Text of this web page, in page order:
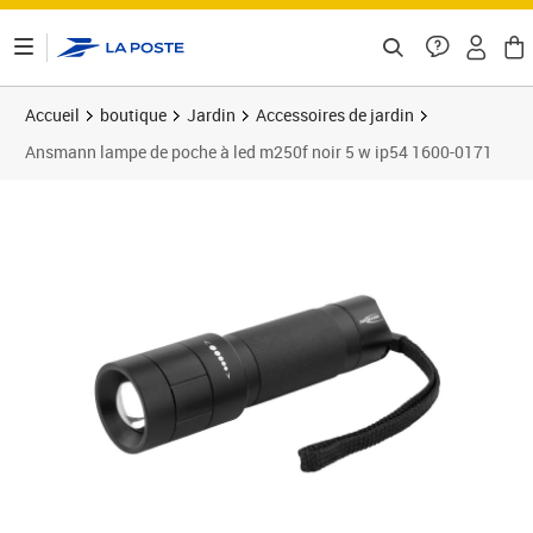
Accueil boutique Jardin
Accessoires de jardin
Ansmann lampe de poche à led m250f noir 5 w ip54 1600-0171